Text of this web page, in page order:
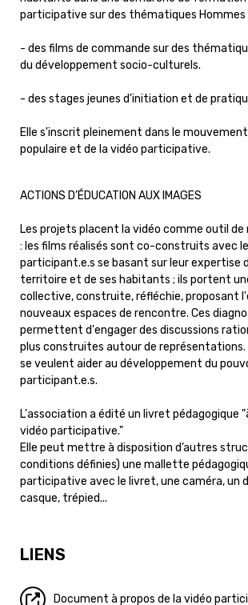
participative sur des thématiques Hommes
- des films de commande sur des
du développement socio-culturels.
- des stages jeunes d'initiation et de
Elle s'inscrit pleinement dans le
populaire et de la vidéo participative.
ACTIONS D’ÉDUCATION AUX IMAGES
Les projets placent la vidéo comme outil
: les films réalisés sont co-construits avec
participant.e.s se basant sur leur expertise
territoire et de ses habitants ; ils portent
collective, construite, réfléchie, proposant
nouveaux espaces de rencontre. Ces
permettent d'engager des discussions
plus construites autour de représentations.
se veulent aider au développement du
participant.e.s.
L'association a édité un livret pédagogique
vidéo participative."
Elle peut mettre à disposition d’autres
conditions définies) une mallette
participative avec le livret, une caméra, un
casque, trépied...
LIENS
Document à propos de la vidéo